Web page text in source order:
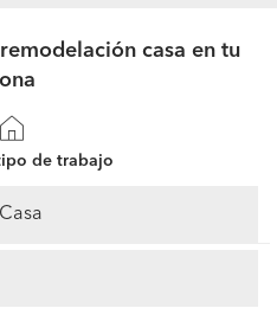
casa en tu
de trabajo